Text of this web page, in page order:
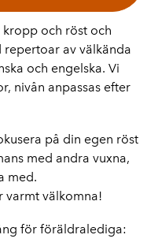
och röst och
repertoar av välkända
och engelska. Vi
nivån anpassas efter
på din egen röst
med andra vuxna,
med.
varmt välkomna!
för föräldralediga: